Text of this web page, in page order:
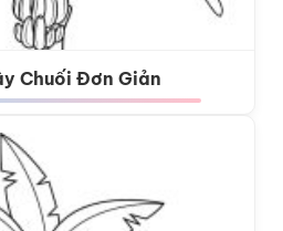
Chuối Đơn Giản